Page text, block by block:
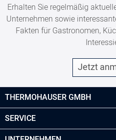
Erhalten Sie regelmäßig
Unternehmen sowie
Fakten für Gastronomen,
Jetzt
THERMOHAUSER GMBH
SERVICE